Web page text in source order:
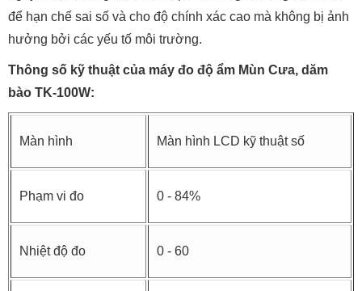
để hạn chế sai số và cho độ chính xác cao mà không bị ảnh
hưởng bởi các yếu tố môi trường.
Thông số kỹ thuật của máy đo độ ẩm Mùn Cưa, dăm
bào TK-100W:
Màn hình Màn hình LCD kỹ thuật số
Phạm vi đo 0 - 84%
Nhiệt độ đo 0 - 60